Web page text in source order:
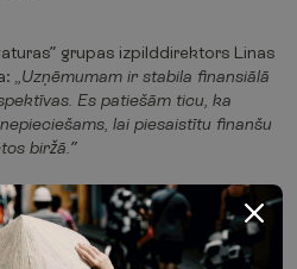
grupas izpilddirektors Linas
„Uzņēmumam ir stabila finansiālā
Es patiešām ticu, ka
lai piesaistītu finanšu
biržā.”
no lielākajiem privātā kapitāla
Darbojoties kopš